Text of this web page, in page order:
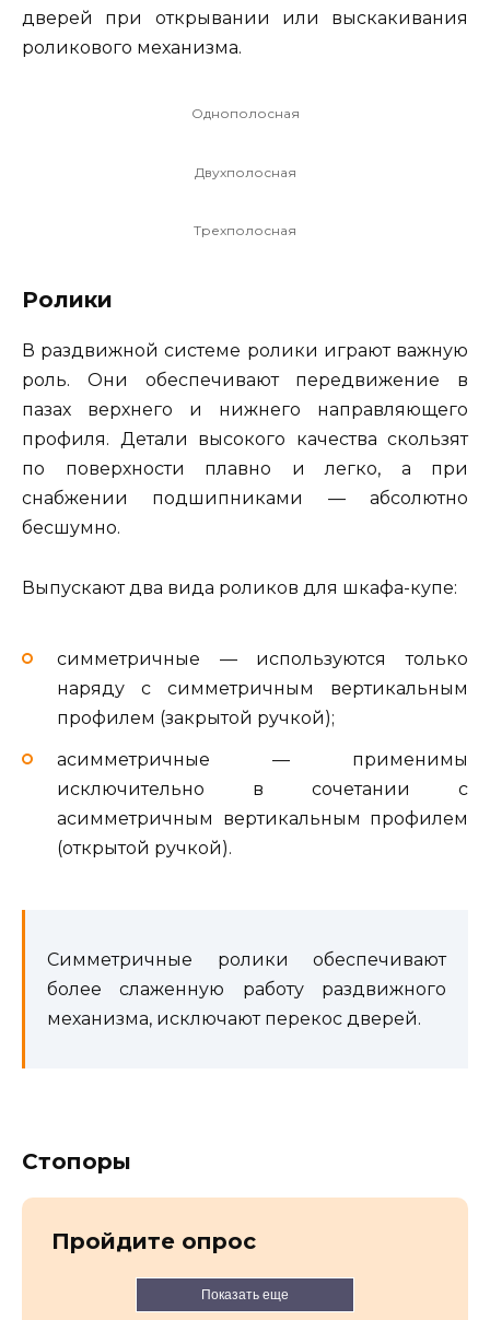
дверей при открывании или выскакивания
роликового механизма.
Однополосная
Двухполосная
Трехполосная
Ролики
В раздвижной системе ролики играют важную
роль. Они обеспечивают передвижение в
пазах верхнего и нижнего направляющего
профиля. Детали высокого качества скользят
по поверхности плавно и легко, а при
снабжении подшипниками — абсолютно
бесшумно.
Выпускают два вида роликов для шкафа-купе:
симметричные — используются только
наряду с симметричным вертикальным
профилем (закрытой ручкой);
асимметричные — применимы
исключительно в сочетании с
асимметричным вертикальным профилем
(открытой ручкой).
Симметричные ролики обеспечивают
более слаженную работу раздвижного
механизма, исключают перекос дверей.
Стопоры
Пройдите опрос
Показать еще